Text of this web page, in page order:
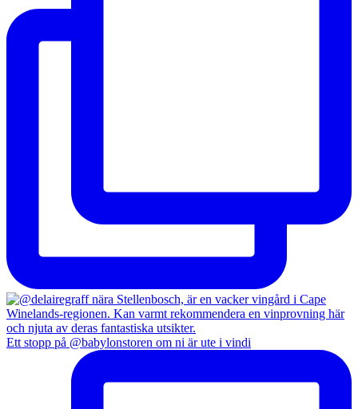
Ett stopp på @babylonstoren om ni är ute i vindi